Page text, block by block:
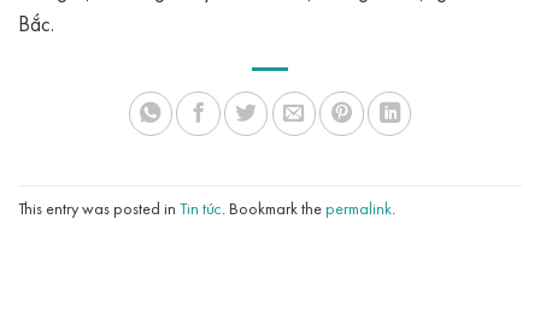
Bắc.
This entry was posted in Tin tức . Bookmark thepermalink